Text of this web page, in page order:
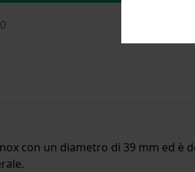
con un diametro di 39 mm ed